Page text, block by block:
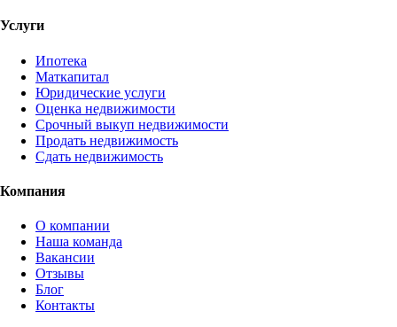
Услуги
Ипотека
Маткапитал
Юридические услуги
Оценка недвижимости
Срочный выкуп недвижимости
Продать недвижимость
Сдать недвижимость
Компания
О компании
Наша команда
Вакансии
Отзывы
Блог
Контакты